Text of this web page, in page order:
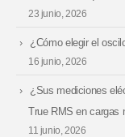
23 junio, 2026
¿Cómo elegir el
16 junio, 2026
¿Sus mediciones
True RMS en cargas
11 junio, 2026